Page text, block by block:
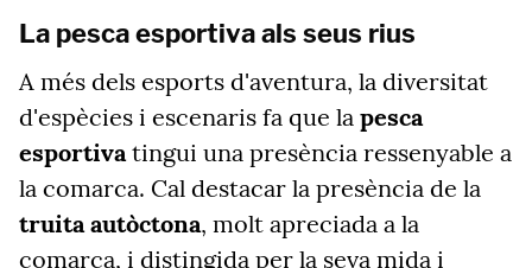
La pesca esportiva als seus rius
A més dels esports d'aventura, la diversitat
d'espècies i escenaris fa que la pesca
esportivatingui una presència ressenyable a
la comarca. Cal destacar la presència de la
truita autòctona, molt apreciada a la
comarca, i distingida per la seva mida i